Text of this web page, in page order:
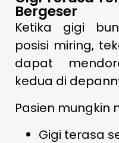
Bergeser
Ketika gigi
posisi miring,
dapat
kedua di
Pasien mungkin
Gigi terasa